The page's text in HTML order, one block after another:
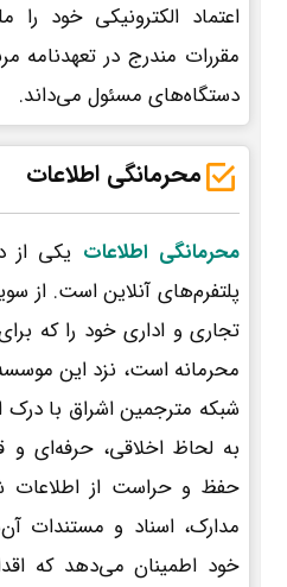
اعتماد الکترونیکی خود را
مقررات مندرج در تعهدنامه
دستگاه‌های مسئول می‌داند.
محرمانگی اطلاعات
محرمانگی اطلاعات یکی از
پلتفرم‌های آنلاین است. از
تجاری و اداری خود را که
محرمانه است، نزد این
شبکه مترجمین اشراق با
به لحاظ اخلاقی، حرفه‌ای
حفظ و حراست از اطلاعات
مدارک، اسناد و مستندات
خود اطمینان می‌دهد که